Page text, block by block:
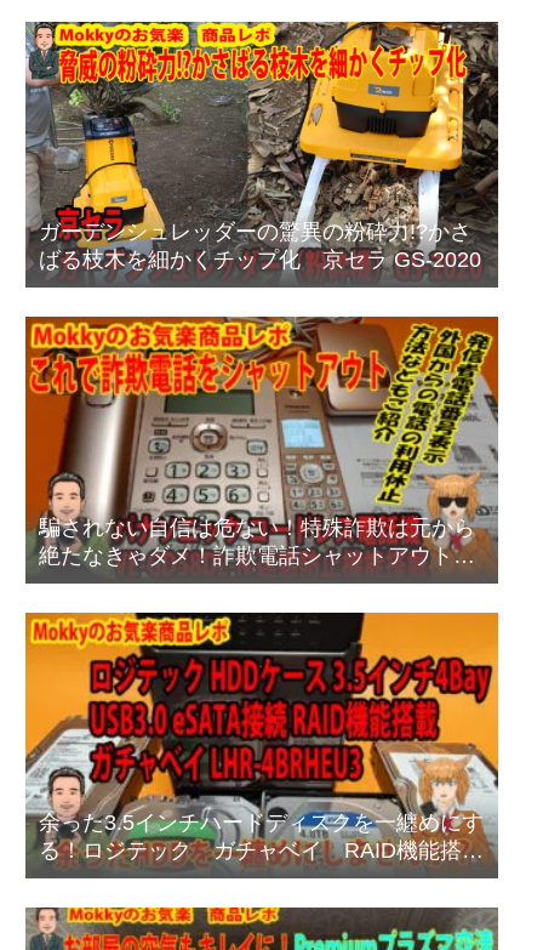
ガーデンシュレッダーの驚異の粉砕力!?かさ
ばる枝木を細かくチップ化 京セラ GS-2020
騙されない自信は危ない！特殊詐欺は元から
絶たなきゃダメ！詐欺電話シャットアウト方
法
余った3.5インチハードディスクを一纏めにす
る！ロジテック ガチャベイ RAID機能搭載
タイプ LHR-4BRHEU3